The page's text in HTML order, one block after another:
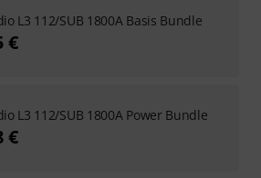
L3 112/SUB 1800A Basis Bundle
€
L3 112/SUB 1800A Power Bundle
€